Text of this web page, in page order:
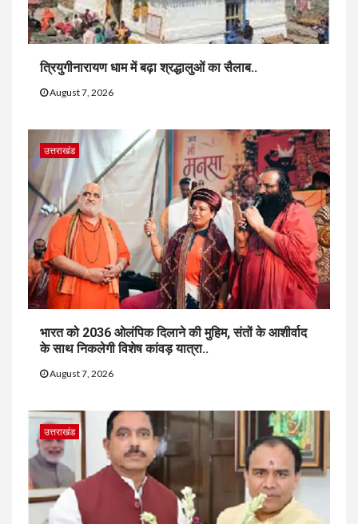
त्रियुगीनारायण धाम में बढ़ा श्रद्धालुओं का सैलाब..
August 7, 2026
उत्तराखंड
भारत को 2036 ओलंपिक दिलाने की मुहिम, संतों के आशीर्वाद
के साथ निकलेगी विशेष कांवड़ यात्रा..
August 7, 2026
उत्तराखंड